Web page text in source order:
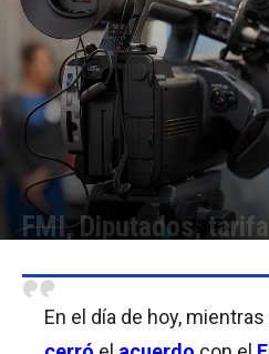
FMI, Diputados,
En el día de hoy,